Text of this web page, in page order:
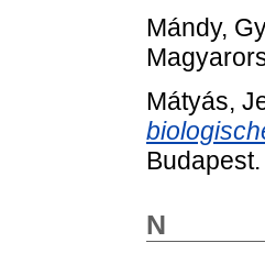
Mándy,
Mátyás,
Budapest.
N